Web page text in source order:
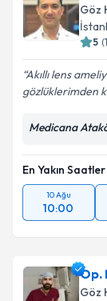
Göz
5 (1
Akıllı lens
gözlüklerimden
Medicana
En Yakın Saatler
10 Ağu
10:00
Op.
Göz